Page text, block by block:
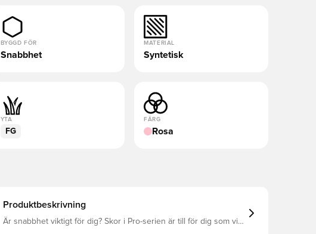
BYGGD FÖR
Snabbhet
MATERIAL
Syntetisk
YTA
FG
FÄRG
Rosa
Produktbeskrivning
Är snabbhet viktigt för dig? Skor i Pro-serien är till för dig som vill